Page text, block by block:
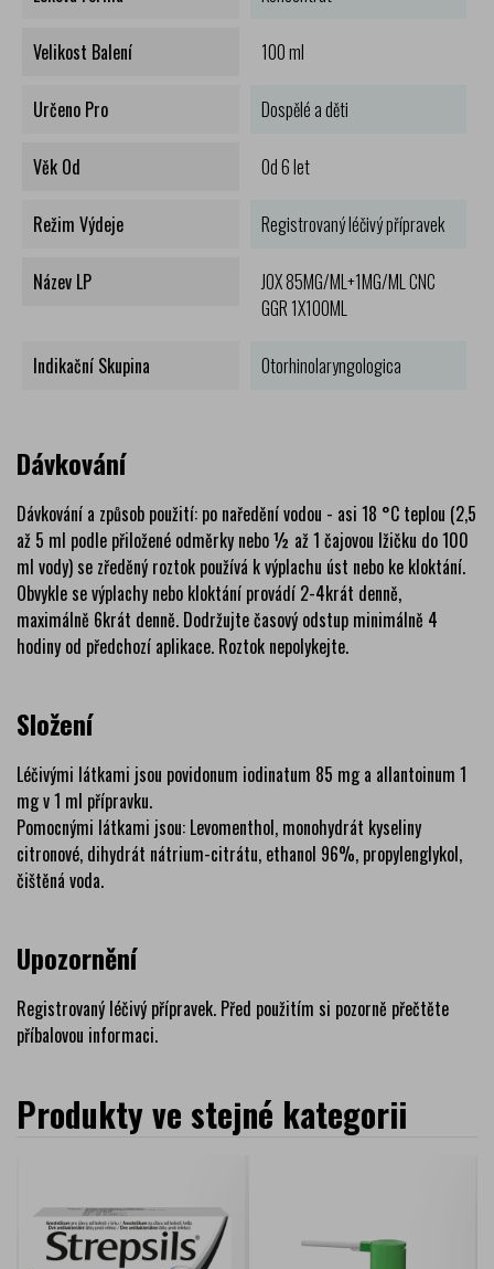
Velikost Balení 100 ml
Určeno Pro Dospělé a děti
Věk Od Od 6 let
Režim Výdeje Registrovaný léčivý přípravek
Název LP
JOX 85MG/ML+1MG/ML CNC
GGR 1X100ML
Indikační Skupina Otorhinolaryngologica
Dávkování
Dávkování a způsob použití: po naředění vodou - asi 18 °C teplou (2,5
až 5 ml podle přiložené odměrky nebo ½ až 1 čajovou lžičku do 100
ml vody) se zředěný roztok používá k výplachu úst nebo ke kloktání.
Obvykle se výplachy nebo kloktání provádí 2-4krát denně,
maximálně 6krát denně. Dodržujte časový odstup minimálně 4
hodiny od předchozí aplikace. Roztok nepolykejte.
Složení
Léčivými látkami jsou povidonum iodinatum 85 mg a allantoinum 1
mg v 1 ml přípravku.
Pomocnými látkami jsou: Levomenthol, monohydrát kyseliny
citronové, dihydrát nátrium-citrátu, ethanol 96%, propylenglykol,
čištěná voda.
Upozornění
Registrovaný léčivý přípravek. Před použitím si pozorně přečtěte
příbalovou informaci.
Produkty ve stejné kategorii